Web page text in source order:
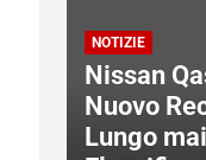
NOTIZIE
Nissan
Nuovo
Lungo